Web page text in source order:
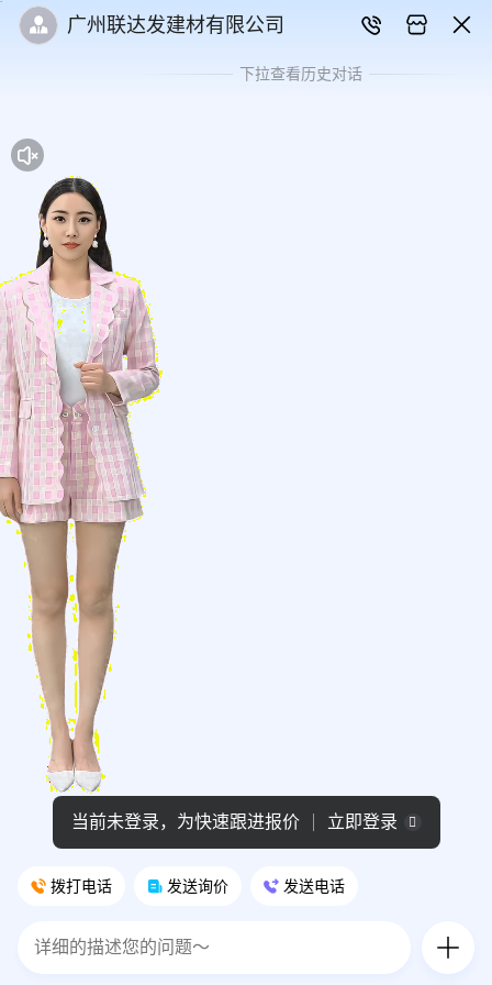
广州联达发建材有限公司
下拉查看历史对话
拨打电话 发送询价 发送电话
当前未登录，为快速跟进报价 立即登录